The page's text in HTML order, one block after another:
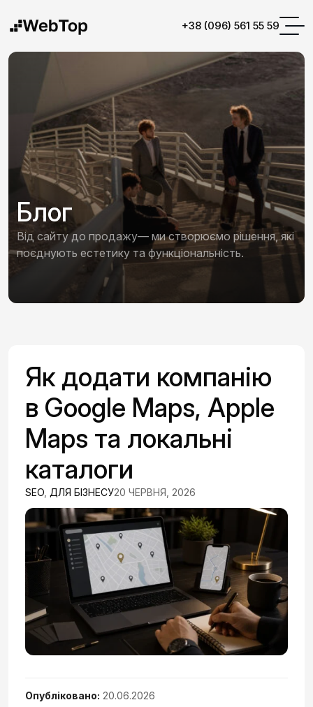
+38 (096) 561 55 59
Блог
Від сайту до продажу— ми створюємо рішення, які
поєднують естетику та функціональність.
Як додати компанію
в Google Maps, Apple
Maps та локальні
каталоги
SEO ДЛЯ БІЗНЕСУ20 ЧЕРВНЯ, 2026
Опубліковано: 20.06.2026